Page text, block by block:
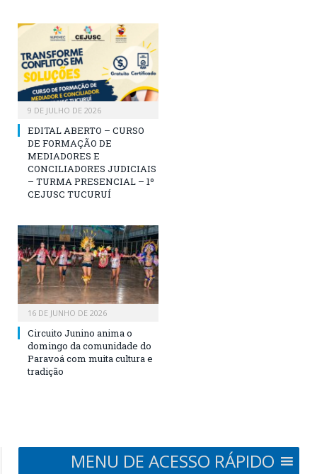
9 DE JULHO DE 2026
EDITAL ABERTO – CURSO
DE FORMAÇÃO DE
MEDIADORES E
CONCILIADORES JUDICIAIS
– TURMA PRESENCIAL – 1º
CEJUSC TUCURUÍ
16 DE JUNHO DE 2026
Circuito Junino anima o
domingo da comunidade do
Paravoá com muita cultura e
tradição
MENU DE ACESSO RÁPIDO